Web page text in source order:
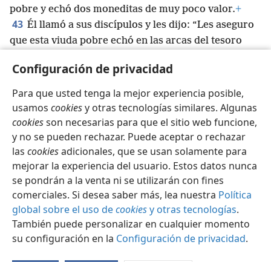
Configuración de privacidad
Para que usted tenga la mejor experiencia posible,
usamos cookiesy otras tecnologías similares. Algunas
cookiesson necesarias para que el sitio web funcione,
y no se pueden rechazar. Puede aceptar o rechazar
las cookiesadicionales, que se usan solamente para
mejorar la experiencia del usuario. Estos datos nunca
se pondrán a la venta ni se utilizarán con fines
comerciales. Si desea saber más, lea nuestra Política
global sobre el uso decookiesy otras tecnologías.
También puede personalizar en cualquier momento
su configuración en la Configuración de privacidad.
pobre y echó dos moneditas de muy poco valor.+
43 Él llamó a sus discípulos y les dijo: “Les aseguro
que esta viuda pobre echó en las arcas del tesoro
dan de lo que les sobra; pero ella, que es tan pobre,
lo echó todo, todo lo que tenía para vivir”.
Español Compartir Configuración
Copyright © 2026 Watch Tower Bible and Tract Society of Pennsylvania
Condiciones de uso
Política de privacidad
Configuración de privacidad
JW.ORG Iniciar sesión